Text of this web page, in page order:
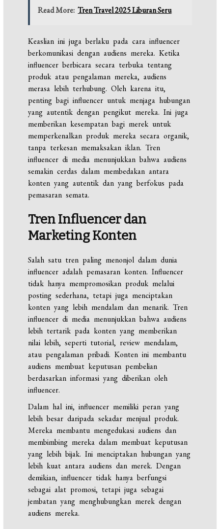
Read More: Tren Travel 2025 Liburan Seru
Keaslian ini juga berlaku pada cara influencer
berkomunikasi dengan audiens mereka. Ketika
influencer berbicara secara terbuka tentang
produk atau pengalaman mereka, audiens
merasa lebih terhubung. Oleh karena itu,
penting bagi influencer untuk menjaga hubungan
yang autentik dengan pengikut mereka. Ini juga
memberikan kesempatan bagi merek untuk
memperkenalkan produk mereka secara organik,
tanpa terkesan memaksakan iklan. Tren
influencer di media menunjukkan bahwa audiens
semakin cerdas dalam membedakan antara
konten yang autentik dan yang berfokus pada
pemasaran semata.
Tren Influencer dan
Marketing Konten
Salah satu tren paling menonjol dalam dunia
influencer adalah pemasaran konten. Influencer
tidak hanya mempromosikan produk melalui
posting sederhana, tetapi juga menciptakan
konten yang lebih mendalam dan menarik. Tren
influencer di media menunjukkan bahwa audiens
lebih tertarik pada konten yang memberikan
nilai lebih, seperti tutorial, review mendalam,
atau pengalaman pribadi. Konten ini membantu
audiens membuat keputusan pembelian
berdasarkan informasi yang diberikan oleh
influencer.
Dalam hal ini, influencer memiliki peran yang
lebih besar daripada sekadar menjual produk.
Mereka membantu mengedukasi audiens dan
membimbing mereka dalam membuat keputusan
yang lebih bijak. Ini menciptakan hubungan yang
lebih kuat antara audiens dan merek. Dengan
demikian, influencer tidak hanya berfungsi
sebagai alat promosi, tetapi juga sebagai
jembatan yang menghubungkan merek dengan
audiens mereka.